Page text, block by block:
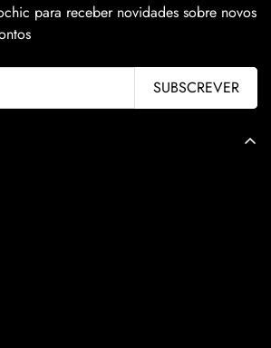
para receber novidades sobre novos
SUBSCREVER